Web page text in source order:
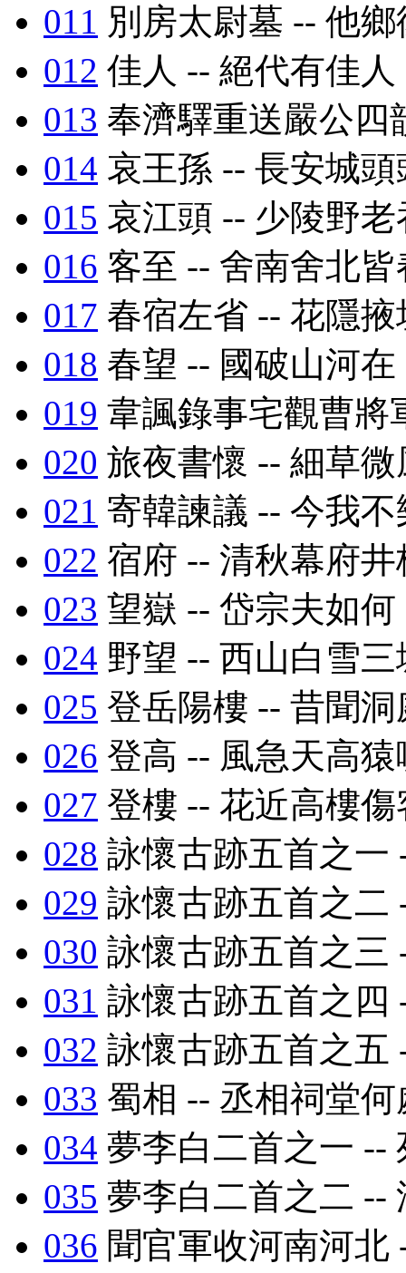
011 別房太尉墓 -- 他
012 佳人 -- 絕代有佳人
013 奉濟驛重送嚴公四
014 哀王孫 -- 長安城
015 哀江頭 -- 少陵野
016 客至 -- 舍南舍北皆
017 春宿左省 -- 花隱掖
018 春望 -- 國破山河在
019 韋諷錄事宅觀曹將
020 旅夜書懷 -- 細草微
021 寄韓諫議 -- 今我
022 宿府 -- 清秋幕府井
023 望嶽 -- 岱宗夫如何
024 野望 -- 西山白雪三
025 登岳陽樓 -- 昔聞洞
026 登高 -- 風急天高猿
027 登樓 -- 花近高樓傷
028 詠懷古跡五首之一
029 詠懷古跡五首之二
030 詠懷古跡五首之三
031 詠懷古跡五首之四
032 詠懷古跡五首之五
033 蜀相 -- 丞相祠堂何
034 夢李白二首之一 --
035 夢李白二首之二 --
036 聞官軍收河南河北